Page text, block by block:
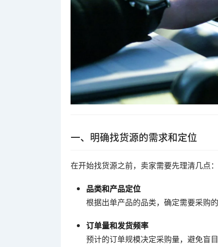
一、明确找货源的需求和定位
在开始找货源之前，卖家需要先理清几点：
品类和产品定位
根据出单产品的品类，确定需要采购
订单量和发货频率
预计的订单规模决定采购量，避免盲